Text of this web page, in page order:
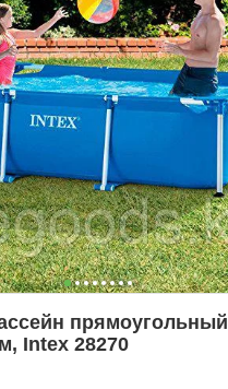
прямоугольный
Intex 28270